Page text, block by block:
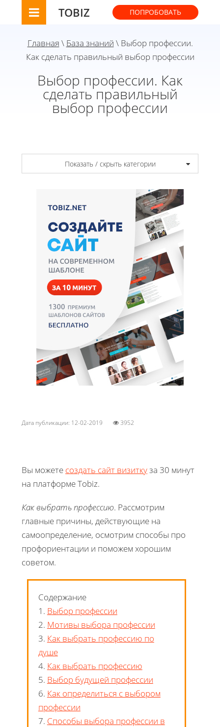
TOBIZ ПОПРОБОВАТЬ
Главная \ База знаний \ Выбор профессии.
Как сделать правильный выбор профессии
Выбор профессии. Как
сделать правильный
выбор профессии
Показать / скрыть категории
Дата публикации: 12-02-2019 3952
Вы можете создать сайт визиткуза 30 минут
на платформе Tobiz.
Как выбрать профессию. Рассмотрим
главные причины, действующие на
самоопределение, осмотрим способы про
профориентации и поможем хорошим
советом.
Содержание
1. Выбор профессии
2. Мотивы выбора профессии
3. Как выбрать профессию по
душе
4. Как выбрать профессию
5. Выбор будущей профессии
6. Как определиться с выбором
профессии
7. Способы выбора профессии в